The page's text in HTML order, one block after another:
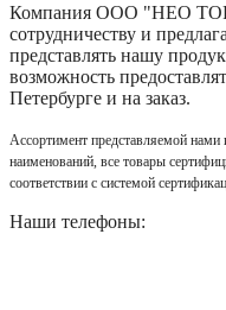
Компания ООО "НЕО
сотрудничеству и
представлять нашу
возможность
Петербурге и на заказ.
Ассортимент представляемой
наименований, все товары
соответствии с системой
Наши телефоны: